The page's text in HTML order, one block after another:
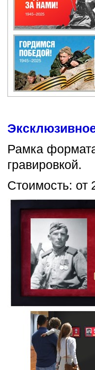
Рамка
гравировкой.
Стоимость: от